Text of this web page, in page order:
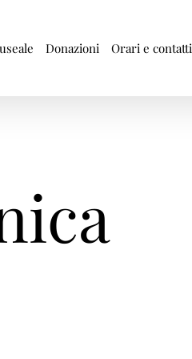
Donazioni Orari e contatti